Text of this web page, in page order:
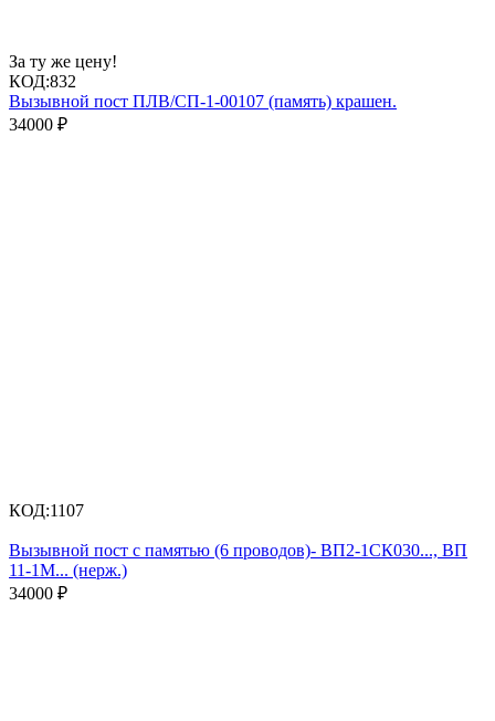
За ту же цену!
КОД:832
Вызывной пост ПЛВ/СП-1-00107 (память) крашен.
34000 ₽
КОД:1107
Вызывной пост с памятью (6 проводов)- ВП2-1СК030..., ВП
11-1М... (нерж.)
34000 ₽